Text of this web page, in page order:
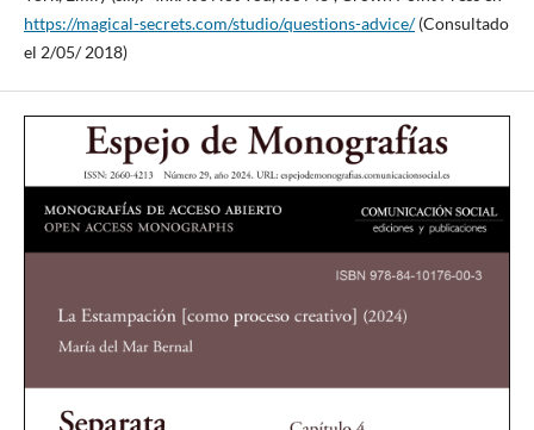
https://magical-secrets.com/studio/questions-advice/(Consultado
el 2/05/ 2018)